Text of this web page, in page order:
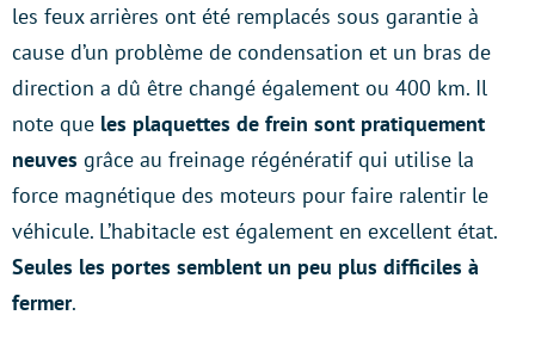
les feux arrières ont été remplacés sous garantie à
cause d’un problème de condensation et un bras de
direction a dû être changé également ou 400 km. Il
note que les plaquettes de frein sont pratiquement
neuves grâce au freinage régénératif qui utilise la
force magnétique des moteurs pour faire ralentir le
véhicule. L’habitacle est également en excellent état.
Seules les portes semblent un peu plus difficiles à
fermer.